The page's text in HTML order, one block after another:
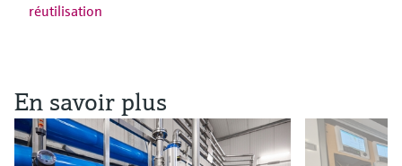
réutilisation
En savoir plus